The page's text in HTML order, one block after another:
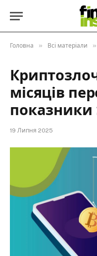
Головна » Всі матеріали »
місяців
показники
19 Липня 2025